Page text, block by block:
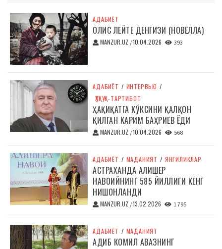
АДАБИЁТ
ОЛИС ЛЕЙТЕ ДЕНГИЗИ (НОВЕЛЛА)
MANZUR.UZ /10.04.2026 393
АДАБИЁТ / ИНТЕРВЬЮ /
ҲУҚУҚ-ТАРТИБОТ
ҲАҚИҚАТГА КЎКСИНИ ҚАЛҚОН
ҚИЛГАН КАРИМ БАҲРИЕВ ЁДИ
MANZUR.UZ /10.04.2026 568
АДАБИЁТ / МАДАНИЯТ / ЯНГИЛИКЛАР
АСТРАХАНДА АЛИШЕР
НАВОИЙНИНГ 585 ЙИЛЛИГИ КЕНГ
НИШОНЛАНДИ
MANZUR.UZ /13.02.2026 1 795
АДАБИЁТ / МАДАНИЯТ
АДИБ КОМИЛ АВАЗНИНГ